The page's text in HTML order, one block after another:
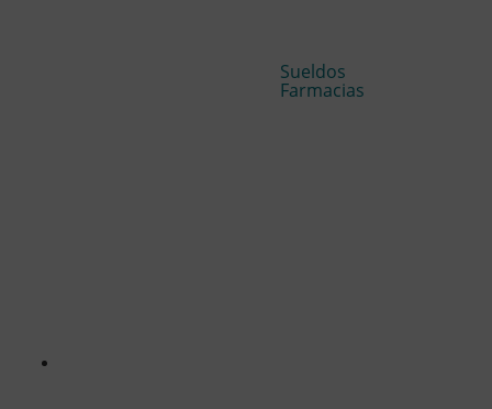
Sueldos
Farmacias